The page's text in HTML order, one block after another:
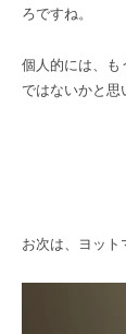
ろですね。
個人的には、も
ではないかと思
お次は、ヨット